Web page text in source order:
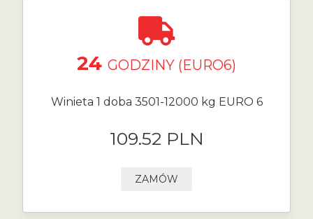
24 GODZINY (EURO6)
Winieta 1 doba 3501-12000 kg EURO 6
109.52 PLN
ZAMÓW